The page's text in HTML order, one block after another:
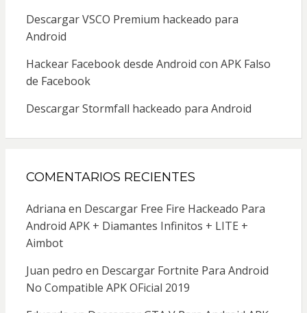
Descargar VSCO Premium hackeado para
Android
Hackear Facebook desde Android con APK Falso
de Facebook
Descargar Stormfall hackeado para Android
COMENTARIOS RECIENTES
Adriana en Descargar Free Fire Hackeado Para
Android APK + Diamantes Infinitos + LITE +
Aimbot
Juan pedro en Descargar Fortnite Para Android
No Compatible APK OFicial 2019